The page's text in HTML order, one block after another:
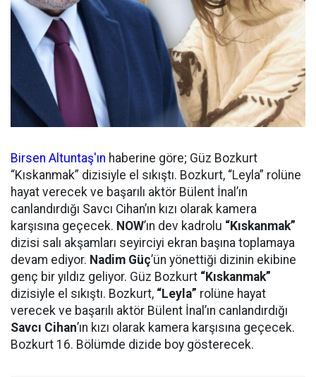
Birsen Altuntaş'ın haberine göre; Güz Bozkurt
“Kıskanmak” dizisiyle el sıkıştı. Bozkurt, “Leyla” rolüne
hayat verecek ve başarılı aktör Bülent İnal’ın
canlandırdığı Savcı Cihan’ın kızı olarak kamera
karşısına geçecek. NOW’ın dev kadrolu “Kıskanmak”
dizisi salı akşamları seyirciyi ekran başına toplamaya
devam ediyor. Nadim Güç’ün yönettiği dizinin ekibine
genç bir yıldız geliyor. Güz Bozkurt “Kıskanmak”
dizisiyle el sıkıştı. Bozkurt, “Leyla” rolüne hayat
verecek ve başarılı aktör Bülent İnal’ın canlandırdığı
Savcı Cihan’ın kızı olarak kamera karşısına geçecek.
Bozkurt 16. Bölümde dizide boy gösterecek.